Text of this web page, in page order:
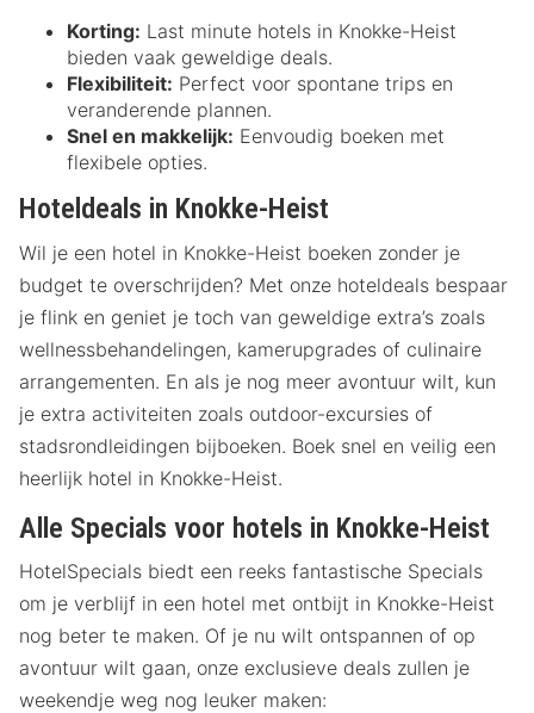
Korting: Last minute hotels in Knokke-Heist
bieden vaak geweldige deals.
Flexibiliteit: Perfect voor spontane trips en
veranderende plannen.
Snel en makkelijk: Eenvoudig boeken met
flexibele opties.
Hoteldeals in Knokke-Heist
Wil je een hotel in Knokke-Heist boeken zonder je
budget te overschrijden? Met onze hoteldeals bespaar
je flink en geniet je toch van geweldige extra’s zoals
wellnessbehandelingen, kamerupgrades of culinaire
arrangementen. En als je nog meer avontuur wilt, kun
je extra activiteiten zoals outdoor-excursies of
stadsrondleidingen bijboeken. Boek snel en veilig een
heerlijk hotel in Knokke-Heist.
Alle Specials voor hotels in Knokke-Heist
HotelSpecials biedt een reeks fantastische Specials
om je verblijf in een hotel met ontbijt in Knokke-Heist
nog beter te maken. Of je nu wilt ontspannen of op
avontuur wilt gaan, onze exclusieve deals zullen je
weekendje weg nog leuker maken: